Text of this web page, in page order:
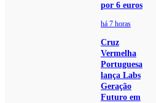
por 6 euros
há 7 horas
Cruz
Vermelha
Portuguesa
lança Labs
Geração
Futuro em